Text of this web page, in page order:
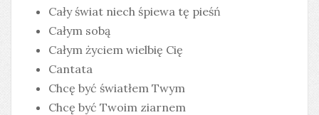
Cały świat niech śpiewa tę pieśń
Całym sobą
Całym życiem wielbię Cię
Cantata
Chcę być światłem Twym
Chcę być Twoim ziarnem